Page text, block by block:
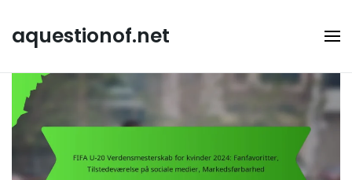
content
aquestionof.net